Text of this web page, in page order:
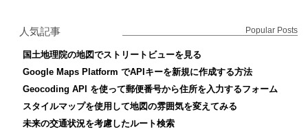
人気記事 Popular Posts
国土地理院の地図でストリートビューを見る
Google Maps Platform でAPIキーを新規に作成する方法
Geocoding API を使って郵便番号から住所を入力するフォーム
スタイルマップを使用して地図の雰囲気を変えてみる
未来の交通状況を考慮したルート検索